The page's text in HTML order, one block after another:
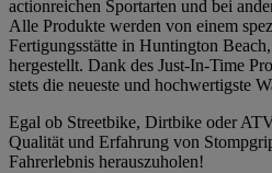
actionreichen Sportarten und bei
Alle Produkte werden von einem
Fertigungsstätte in Huntington
hergestellt. Dank des Just-In-Time
stets die neueste und hochwertigste
Egal ob Streetbike, Dirtbike oder
Qualität und Erfahrung von
Fahrerlebnis herauszuholen!